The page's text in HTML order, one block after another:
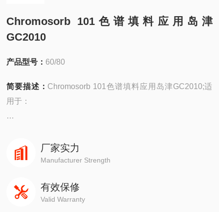
Chromosorb 101色谱填料应用岛津
GC2010
产品型号： 60/80
简要描述： Chromosorb 101色谱填料应用岛津GC2010;适
用于：
4890,5890,6890,7820,7890,8860,8890
赛默飞1310,1300,1610,1600
厂家实力
Manufacturer Strength
有效保修
Valid Warranty